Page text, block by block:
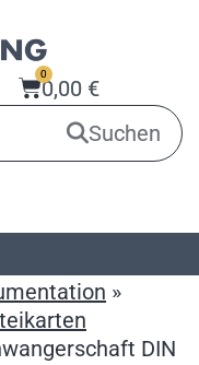
0,00 €
0
Suchen
für
»
DIN